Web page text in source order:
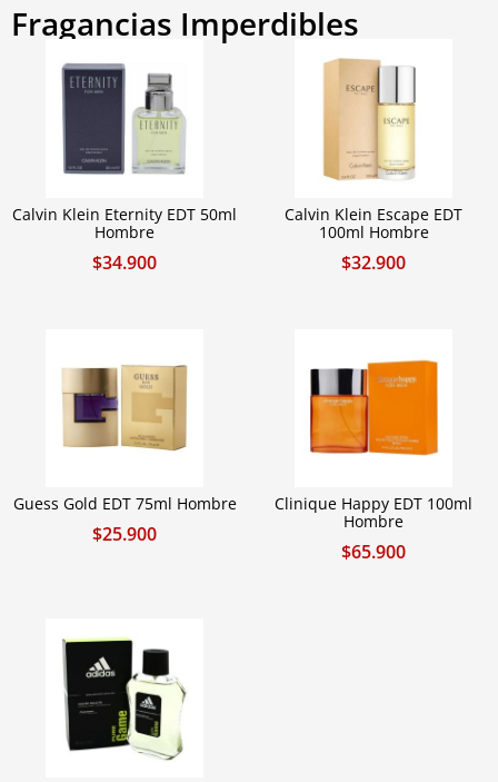
Fragancias Imperdibles
Calvin Klein Eternity EDT 50ml
Hombre
$34.900
Calvin Klein Escape EDT
100ml Hombre
$32.900
Guess Gold EDT 75ml Hombre
$25.900
Clinique Happy EDT 100ml
Hombre
$65.900